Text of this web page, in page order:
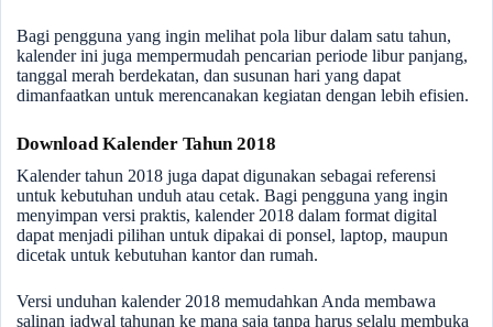
Bagi pengguna yang ingin melihat pola libur dalam satu tahun,
kalender ini juga mempermudah pencarian periode libur panjang,
tanggal merah berdekatan, dan susunan hari yang dapat
dimanfaatkan untuk merencanakan kegiatan dengan lebih efisien.
Download Kalender Tahun 2018
Kalender tahun 2018 juga dapat digunakan sebagai referensi
untuk kebutuhan unduh atau cetak. Bagi pengguna yang ingin
menyimpan versi praktis, kalender 2018 dalam format digital
dapat menjadi pilihan untuk dipakai di ponsel, laptop, maupun
dicetak untuk kebutuhan kantor dan rumah.
Versi unduhan kalender 2018 memudahkan Anda membawa
salinan jadwal tahunan ke mana saja tanpa harus selalu membuka